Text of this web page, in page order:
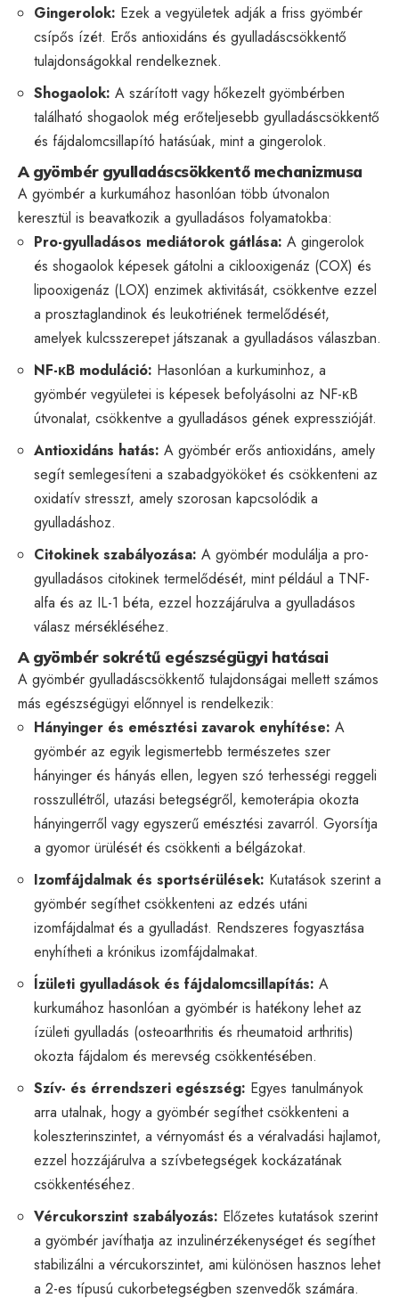
Gingerolok: Ezek a vegyületek adják a friss gyömbér
csípős ízét. Erős antioxidáns és gyulladáscsökkentő
tulajdonságokkal rendelkeznek.
Shogaolok: A szárított vagy hőkezelt gyömbérben
található shogaolok még erőteljesebb gyulladáscsökkentő
és fájdalomcsillapító hatásúak, mint a gingerolok.
A gyömbér gyulladáscsökkentő mechanizmusa
A gyömbér a kurkumához hasonlóan több útvonalon
keresztül is beavatkozik a gyulladásos folyamatokba:
Pro-gyulladásos mediátorok gátlása: A gingerolok
és shogaolok képesek gátolni a ciklooxigenáz (COX) és
lipooxigenáz (LOX) enzimek aktivitását, csökkentve ezzel
a prosztaglandinok és leukotriének termelődését,
amelyek kulcsszerepet játszanak a gyulladásos válaszban.
NF-κB moduláció: Hasonlóan a kurkuminhoz, a
gyömbér vegyületei is képesek befolyásolni az NF-κB
útvonalat, csökkentve a gyulladásos gének expresszióját.
Antioxidáns hatás: A gyömbér erős antioxidáns, amely
segít semlegesíteni a szabadgyököket és csökkenteni az
oxidatív stresszt, amely szorosan kapcsolódik a
gyulladáshoz.
Citokinek szabályozása: A gyömbér modulálja a pro-
gyulladásos citokinek termelődését, mint például a TNF-
alfa és az IL-1 béta, ezzel hozzájárulva a gyulladásos
válasz mérsékléséhez.
A gyömbér sokrétű egészségügyi hatásai
A gyömbér gyulladáscsökkentő tulajdonságai mellett számos
más egészségügyi előnnyel is rendelkezik:
Hányinger és emésztési zavarok enyhítése: A
gyömbér az egyik legismertebb természetes szer
hányinger és hányás ellen, legyen szó terhességi reggeli
rosszullétről, utazási betegségről, kemoterápia okozta
hányingerről vagy egyszerű emésztési zavarról. Gyorsítja
a gyomor ürülését és csökkenti a bélgázokat.
Izomfájdalmak és sportsérülések: Kutatások szerint a
gyömbér segíthet csökkenteni az edzés utáni
izomfájdalmat és a gyulladást. Rendszeres fogyasztása
enyhítheti a krónikus izomfájdalmakat.
Ízületi gyulladások és fájdalomcsillapítás: A
kurkumához hasonlóan a gyömbér is hatékony lehet az
ízületi gyulladás (osteoarthritis és rheumatoid arthritis)
okozta fájdalom és merevség csökkentésében.
Szív- és érrendszeri egészség: Egyes tanulmányok
arra utalnak, hogy a gyömbér segíthet csökkenteni a
koleszterinszintet, a vérnyomást és a véralvadási hajlamot,
ezzel hozzájárulva a szívbetegségek kockázatának
csökkentéséhez.
Vércukorszint szabályozás: Előzetes kutatások szerint
a gyömbér javíthatja az inzulinérzékenységet és segíthet
stabilizálni a vércukorszintet, ami különösen hasznos lehet
a 2-es típusú cukorbetegségben szenvedők számára.